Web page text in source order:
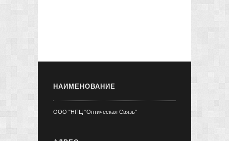
НАИМЕНОВАНИЕ
ООО "НПЦ "Оптическая Связь"